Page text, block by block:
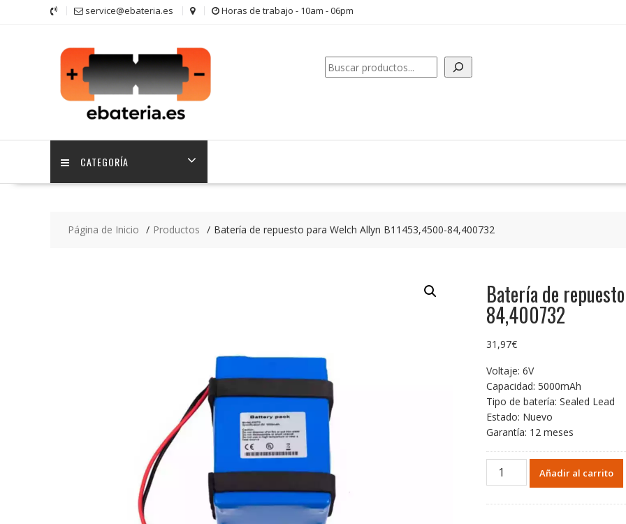
service@ebateria.es Horas de trabajo - 10am - 06pm
Buscar
CATEGORÍA
Página de Inicio Productos Batería de repuesto para Welch Allyn B11453,4500-84,400732
Batería de
84,400732
31,97€
Voltaje: 6V
Capacidad: 5000mAh
Tipo de batería: Sealed Lead
Estado: Nuevo
Garantía: 12 meses
Batería
Añadir al carrito